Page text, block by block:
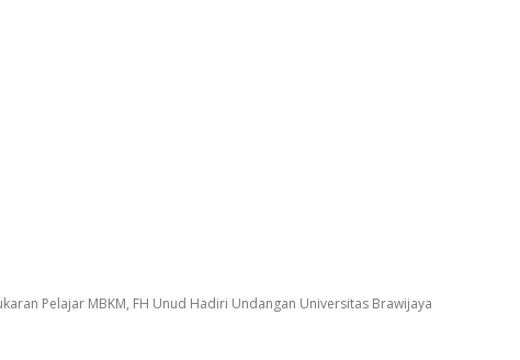
Pelajar MBKM, FH Unud Hadiri Undangan Universitas Brawijaya